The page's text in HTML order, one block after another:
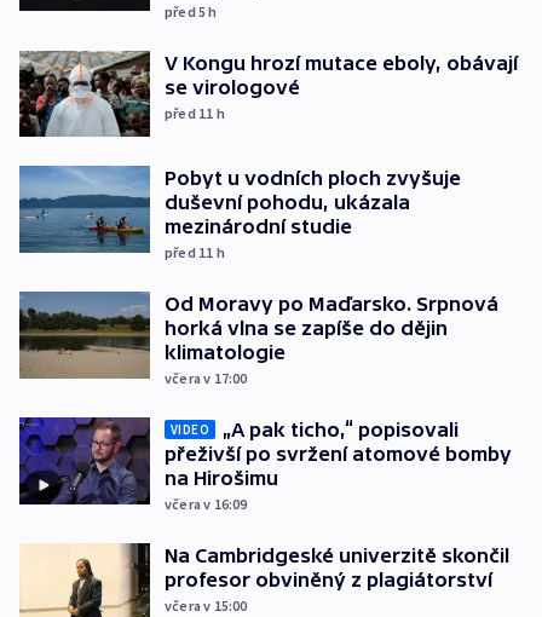
před 5h
V Kongu hrozí mutace eboly, obávají
se virologové
před 11 h
Pobyt u vodních ploch zvyšuje
duševní pohodu, ukázala
mezinárodní studie
před 11 h
Od Moravy po Maďarsko. Srpnová
horká vlna se zapíše do dějin
klimatologie
včera v 17:00
VIDEO
„A pak ticho,“ popisovali
přeživší po svržení atomové bomby
na Hirošimu
včera v 16:09
Na Cambridgeské univerzitě skončil
profesor obviněný z plagiátorství
včera v 15:00